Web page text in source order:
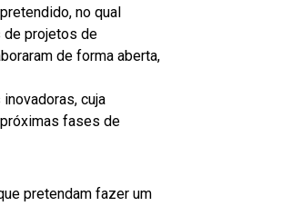
no qual
de projetos de
de forma aberta,
cuja
fases de
pretendam fazer um